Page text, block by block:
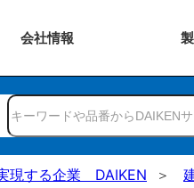
会社情報
現する企業 DAIKEN